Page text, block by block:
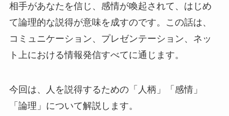
相手があなたを信じ、感情が喚起されて、はじめ
て論理的な説得が意味を成すのです。この話は、
コミュニケーション、プレゼンテーション、ネッ
ト上における情報発信すべてに通じます。
今回は、人を説得するための「人柄」「感情」
「論理」について解説します。